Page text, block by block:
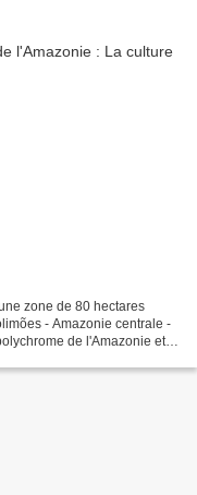
zone de 80 hectares
- Amazonie centrale -
de l'Amazonie et